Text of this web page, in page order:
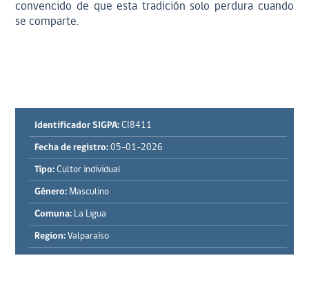
convencido de que esta tradición solo perdura cuando
se comparte.
Identificador SIGPA: CI8411
Fecha de registro: 05-01-2026
Tipo: Cultor individual
Género: Masculino
Comuna: La Ligua
Region: Valparaíso